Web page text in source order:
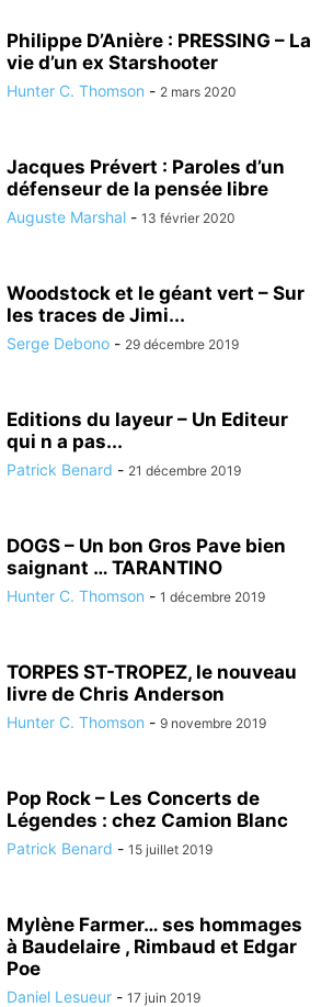
Philippe D’Anière : PRESSING – La
vie d’un ex Starshooter
Hunter C. Thomson - 2 mars 2020
Jacques Prévert : Paroles d’un
défenseur de la pensée libre
Auguste Marshal - 13 février 2020
Woodstock et le géant vert – Sur
les traces de Jimi...
Serge Debono - 29 décembre 2019
Editions du layeur – Un Editeur
qui n a pas...
Patrick Benard - 21 décembre 2019
DOGS – Un bon Gros Pave bien
saignant … TARANTINO
Hunter C. Thomson - 1 décembre 2019
TORPES ST-TROPEZ, le nouveau
livre de Chris Anderson
Hunter C. Thomson - 9 novembre 2019
Pop Rock – Les Concerts de
Légendes : chez Camion Blanc
Patrick Benard - 15 juillet 2019
Mylène Farmer… ses hommages
à Baudelaire , Rimbaud et Edgar
Poe
Daniel Lesueur - 17 juin 2019